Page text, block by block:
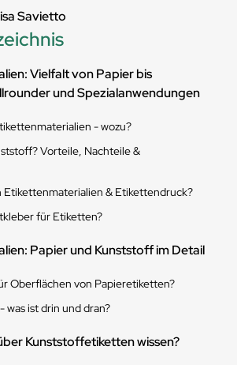
Vielfalt von Papier bis
und Spezialanwendungen
- wozu?
Vorteile, Nachteile &
Etikettenmaterialien & Etikettendruck?
für Etiketten?
Papier und Kunststoff im Detail
Oberflächen von Papieretiketten?
was ist drin und dran?
Kunststoffetiketten wissen?
Savietto